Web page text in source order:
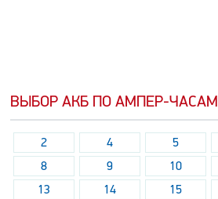
ВЫБОР АКБ ПО АМПЕР-ЧАСАМ
2 4 5
8
9 10
13
14 15